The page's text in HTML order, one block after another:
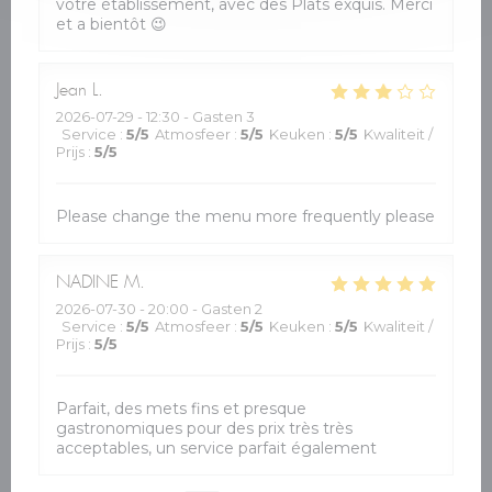
votre établissement, avec des Plats exquis. Merci
et a bientôt 😉
Jean L
2026-07-29 - 12:30 - Gasten 3
Service : 5/5 Atmosfeer : 5/5 Keuken : 5/5 Kwaliteit /
Prijs : 5/5
Please change the menu more frequently please
NADINE M
2026-07-30 - 20:00 - Gasten 2
Service : 5/5 Atmosfeer : 5/5 Keuken : 5/5 Kwaliteit /
Prijs : 5/5
Parfait, des mets fins et presque
gastronomiques pour des prix très très
acceptables, un service parfait également